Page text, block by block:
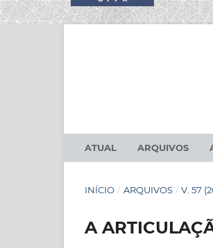
ATUAL ARQUIVOS
INÍCIO / ARQUIVOS / V. 57
A